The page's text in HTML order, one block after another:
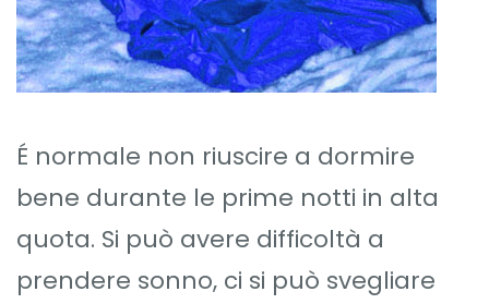
É normale non riuscire a dormire
bene durante le prime notti in alta
quota. Si può avere difficoltà a
prendere sonno, ci si può svegliare